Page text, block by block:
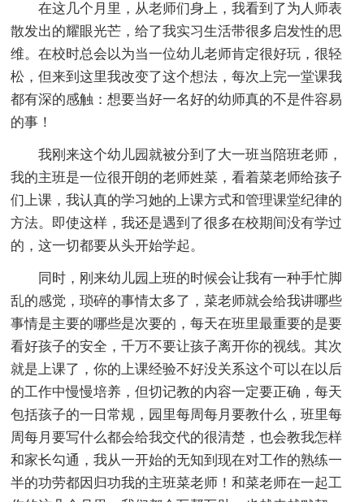
在这几个月里，从老师们身上，我看到了为人师表
散发出的耀眼光芒，给了我实习生活带很多启发性的思
维。在校时总会以为当一位幼儿老师肯定很好玩，很轻
松，但来到这里我改变了这个想法，每次上完一堂课我
都有深的感触：想要当好一名好的幼师真的不是件容易
的事！
我刚来这个幼儿园就被分到了大一班当陪班老师，
我的主班是一位很开朗的老师姓菜，看着菜老师给孩子
们上课，我认真的学习她的上课方式和管理课堂纪律的
方法。即使这样，我还是遇到了很多在校期间没有学过
的，这一切都要从头开始学起。
同时，刚来幼儿园上班的时候会让我有一种手忙脚
乱的感觉，琐碎的事情太多了，菜老师就会给我讲哪些
事情是主要的哪些是次要的，每天在班里最重要的是要
看好孩子的安全，千万不要让孩子离开你的视线。其次
就是上课了，你的上课经验不好没关系这个可以在以后
的工作中慢慢培养，但切记教的内容一定要正确，每天
包括孩子的一日常规，园里每周每月要教什么，班里每
周每月要写什么都会给我交代的很清楚，也会教我怎样
和家长勾通，我从一开始的无知到现在对工作的熟练一
半的功劳都因归功我的主班菜老师！和菜老师在一起工